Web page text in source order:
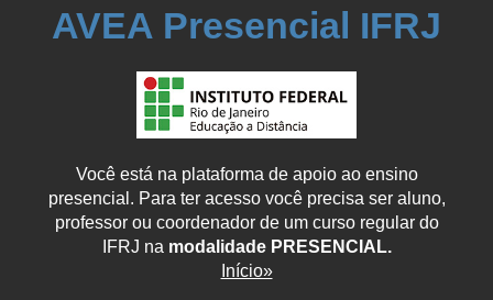
AVEA Presencial IFRJ
Você está na plataforma de apoio ao ensino
presencial. Para ter acesso você precisa ser aluno,
professor ou coordenador de um curso regular do
IFRJ na modalidade PRESENCIAL.
Início»